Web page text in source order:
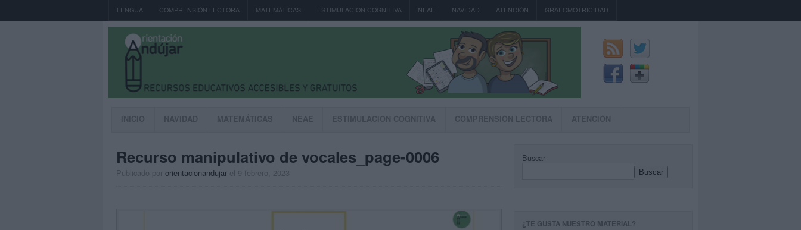
LENGUA COMPRENSIÓN LECTORA MATEMÁTICAS ESTIMULACION COGNITIVA NEAE NAVIDAD ATENCIÓN GRAFOMOTRICIDAD
INICIO NAVIDAD MATEMÁTICAS NEAE ESTIMULACION COGNITIVA COMPRENSIÓN LECTORA ATENCIÓN
Recurso manipulativo de vocales_page-0006
Publicado por orientacionandujar el 9 febrero, 2023
Buscar
Buscar
¿TE GUSTA NUESTRO MATERIAL?